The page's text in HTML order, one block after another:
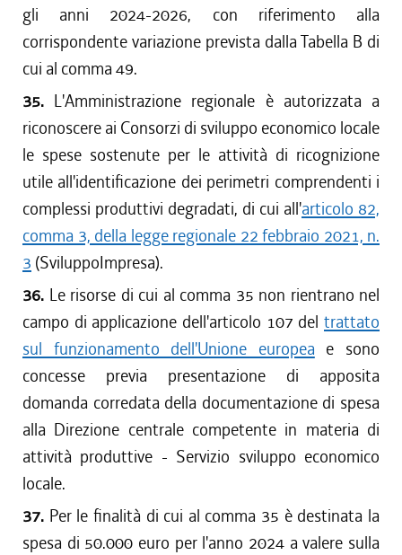
gli anni 2024-2026, con riferimento alla
corrispondente variazione prevista dalla Tabella B di
cui al comma 49.
35. L'Amministrazione regionale è autorizzata a
riconoscere ai Consorzi di sviluppo economico locale
le spese sostenute per le attività di ricognizione
utile all'identificazione dei perimetri comprendenti i
complessi produttivi degradati, di cui all'articolo 82,
comma 3, della legge regionale 22 febbraio 2021, n.
3 (SviluppoImpresa).
36. Le risorse di cui al comma 35 non rientrano nel
campo di applicazione dell'articolo 107 del trattato
sul funzionamento dell'Unione europea e sono
concesse previa presentazione di apposita
domanda corredata della documentazione di spesa
alla Direzione centrale competente in materia di
attività produttive - Servizio sviluppo economico
locale.
37. Per le finalità di cui al comma 35 è destinata la
spesa di 50.000 euro per l'anno 2024 a valere sulla